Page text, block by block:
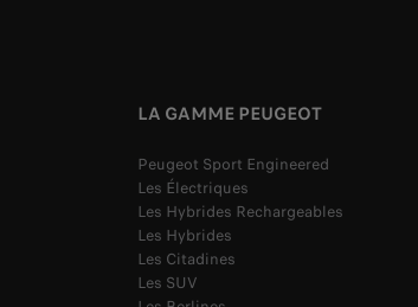
LA GAMME PEUGEOT
Peugeot Sport Engineered
Les Électriques
Les Hybrides Rechargeables
Les Hybrides
Les Citadines
Les SUV